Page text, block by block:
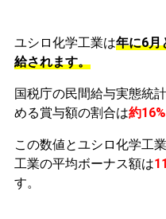
ユシロ化学工業は年に6月
給されます。
国税庁の民間給与実態統
める賞与額の割合は約16%
この数値とユシロ化学工
工業の平均ボーナス額は
す。